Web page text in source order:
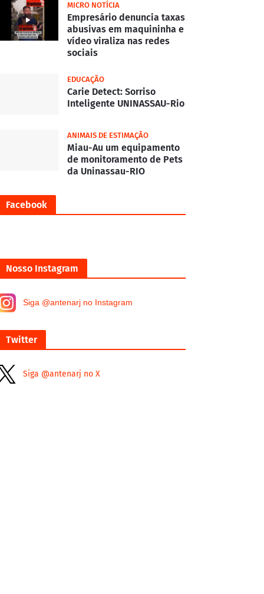
MICRO NOTÍCIA
Empresário denuncia taxas
abusivas em maquininha e
vídeo viraliza nas redes
sociais
EDUCAÇÃO
Carie Detect: Sorriso
Inteligente UNINASSAU-Rio
ANIMAIS DE ESTIMAÇÃO
Miau-Au um equipamento
de monitoramento de Pets
da Uninassau-RIO
Facebook
Nosso Instagram
Siga @antenarj no Instagram
Twitter
Siga @antenarj no X